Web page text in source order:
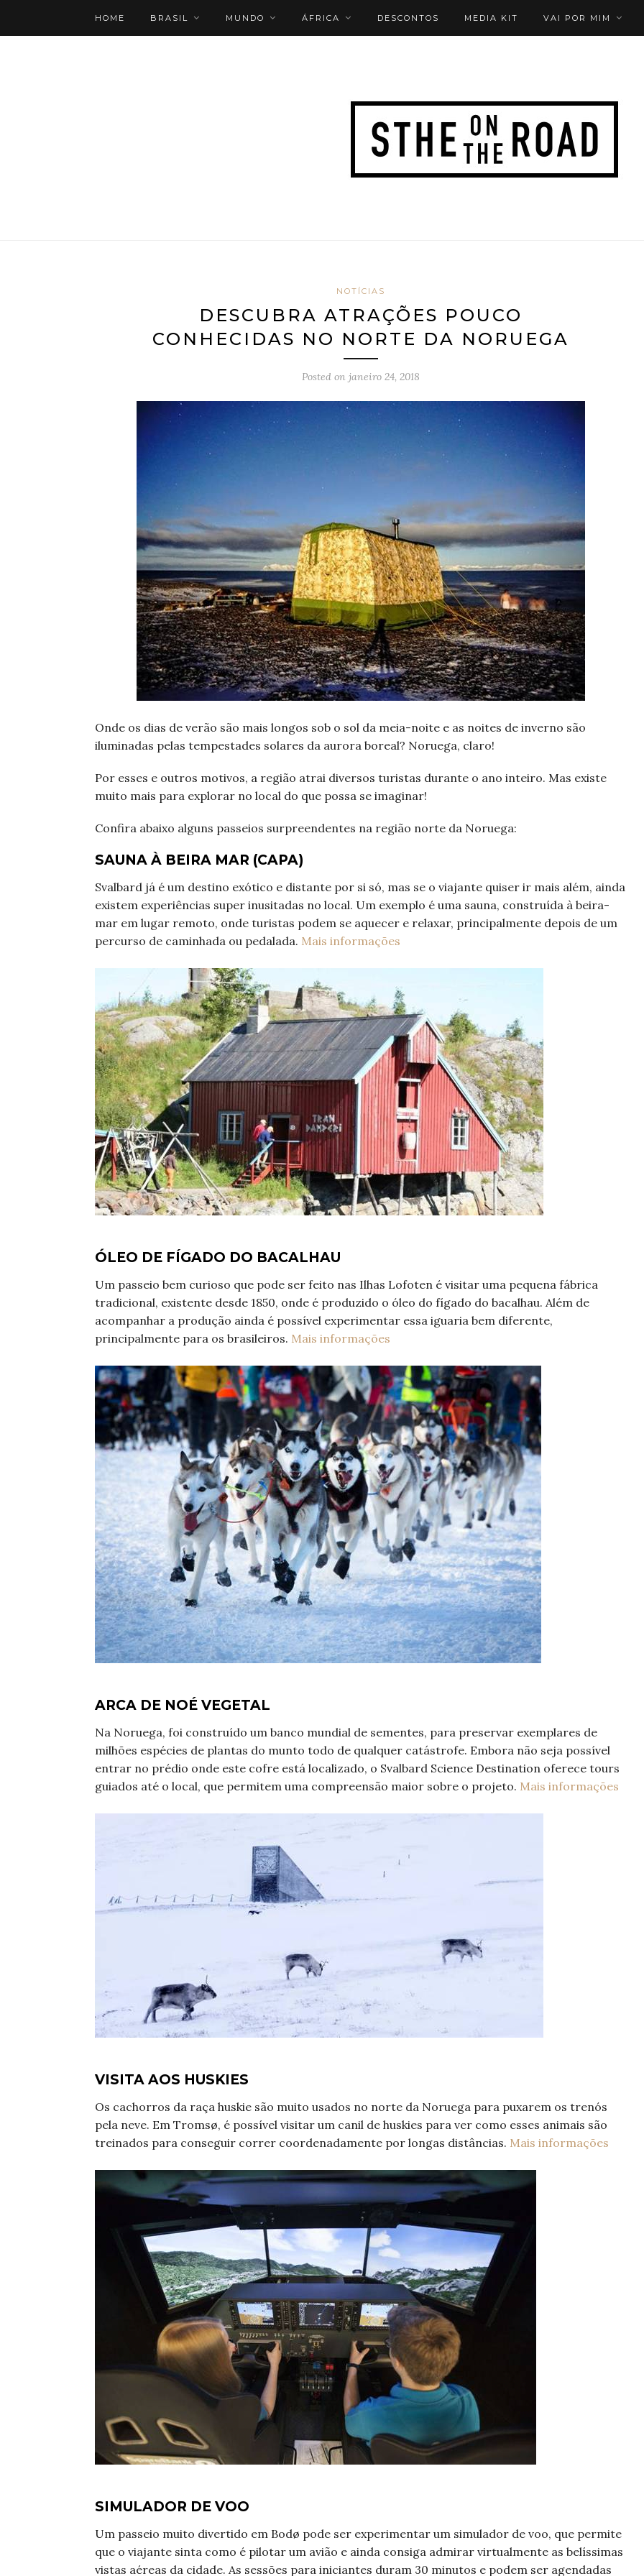
HOME BRASIL MUNDO ÁFRICA DESCONTOS MEDIA KIT VAI POR MIM
NOTÍCIAS
DESCUBRA ATRAÇÕES POUCO
CONHECIDAS NO NORTE DA NORUEGA
Posted on janeiro 24, 2018
Onde os dias de verão são mais longos sob o sol da meia-noite e as noites de inverno são
iluminadas pelas tempestades solares da aurora boreal? Noruega, claro!
Por esses e outros motivos, a região atrai diversos turistas durante o ano inteiro. Mas existe
muito mais para explorar no local do que possa se imaginar!
Confira abaixo alguns passeios surpreendentes na região norte da Noruega:
SAUNA À BEIRA MAR (CAPA)
Svalbard já é um destino exótico e distante por si só, mas se o viajante quiser ir mais além, ainda
existem experiências super inusitadas no local. Um exemplo é uma sauna, construída à beira-
mar em lugar remoto, onde turistas podem se aquecer e relaxar, principalmente depois de um
percurso de caminhada ou pedalada. Mais informações
ÓLEO DE FÍGADO DO BACALHAU
Um passeio bem curioso que pode ser feito nas Ilhas Lofoten é visitar uma pequena fábrica
tradicional, existente desde 1850, onde é produzido o óleo do fígado do bacalhau. Além de
acompanhar a produção ainda é possível experimentar essa iguaria bem diferente,
principalmente para os brasileiros. Mais informações
ARCA DE NOÉ VEGETAL
Na Noruega, foi construído um banco mundial de sementes, para preservar exemplares de
milhões espécies de plantas do munto todo de qualquer catástrofe. Embora não seja possível
entrar no prédio onde este cofre está localizado, o Svalbard Science Destination oferece tours
guiados até o local, que permitem uma compreensão maior sobre o projeto. Mais informações
VISITA AOS HUSKIES
Os cachorros da raça huskie são muito usados no norte da Noruega para puxarem os trenós
pela neve. Em Tromsø, é possível visitar um canil de huskies para ver como esses animais são
treinados para conseguir correr coordenadamente por longas distâncias. Mais informações
SIMULADOR DE VOO
Um passeio muito divertido em Bodø pode ser experimentar um simulador de voo, que permite
que o viajante sinta como é pilotar um avião e ainda consiga admirar virtualmente as belíssimas
vistas aéreas da cidade. As sessões para iniciantes duram 30 minutos e podem ser agendadas